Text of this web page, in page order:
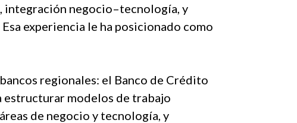
integración negocio–tecnología, y
experiencia le ha posicionado como
regionales: el Banco de Crédito
estructurar modelos de trabajo
de negocio y tecnología, y